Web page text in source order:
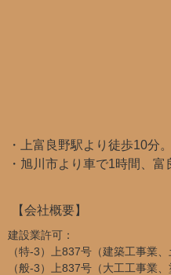
・上富良野駅より徒歩10分。
・旭川市より車で1時間、富
【会社概要】
建設業許可：
（特-3）上837号（建築工事業、
（般-3）上837号（大工工事業